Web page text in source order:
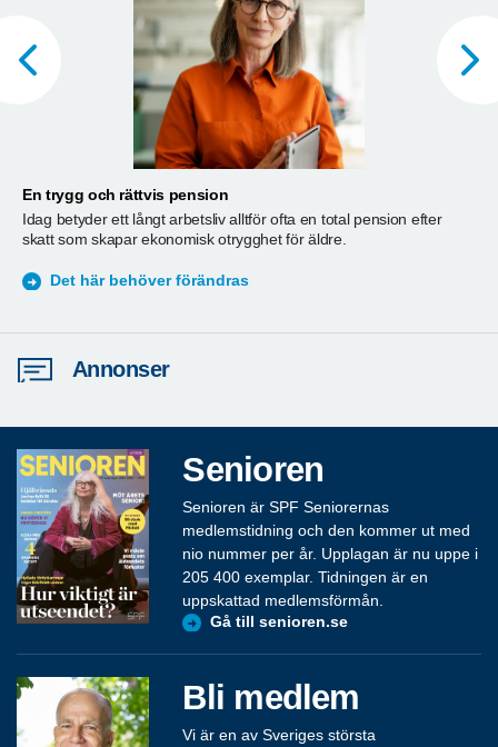
En trygg och rättvis pension
Idag betyder ett långt arbetsliv alltför ofta en total pension efter
skatt som skapar ekonomisk otrygghet för äldre.
Det här behöver förändras
Annonser
Senioren
Senioren är SPF Seniorernas
medlemstidning och den kommer ut med
nio nummer per år. Upplagan är nu uppe i
205 400 exemplar. Tidningen är en
uppskattad medlemsförmån.
Gå till senioren.se
Bli medlem
Vi är en av Sveriges största